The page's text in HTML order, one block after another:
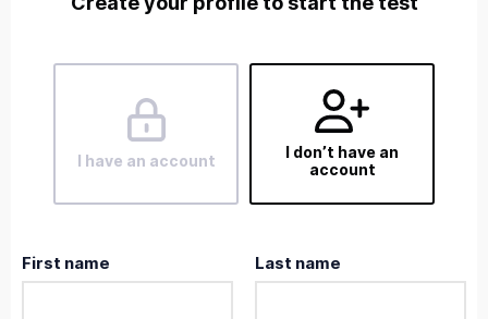
I have an account
I don’t have an
account
First name Last name